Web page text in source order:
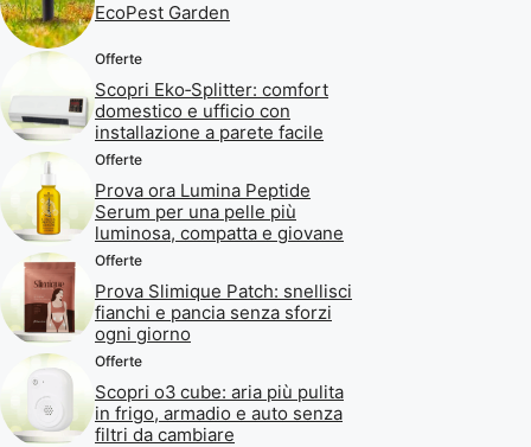
EcoPest Garden
Offerte
Scopri Eko‑Splitter: comfort
domestico e ufficio con
installazione a parete facile
Offerte
Prova ora Lumina Peptide
Serum per una pelle più
luminosa, compatta e giovane
Offerte
Prova Slimique Patch: snellisci
fianchi e pancia senza sforzi
ogni giorno
Offerte
Scopri o3 cube: aria più pulita
in frigo, armadio e auto senza
filtri da cambiare